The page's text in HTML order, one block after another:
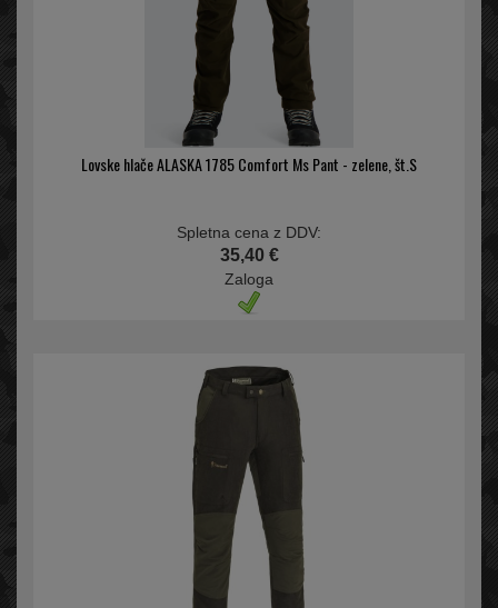
Lovske hlače ALASKA 1785 Comfort Ms Pant - zelene, št.S
Spletna cena z DDV:
35,40 €
Zaloga